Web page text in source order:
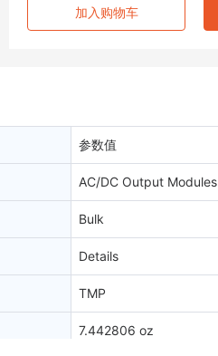
加入购物车
参数值
AC/DC Output Modules
Bulk
Details
TMP
7.442806 oz